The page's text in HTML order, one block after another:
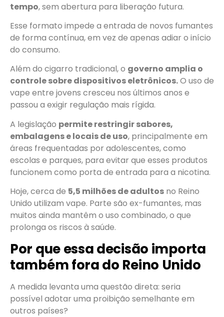
tempo, sem abertura para liberação futura.
Esse formato impede a entrada de novos fumantes
de forma contínua, em vez de apenas adiar o início
do consumo.
Além do cigarro tradicional, o governo amplia o
controle sobre dispositivos eletrônicos.O uso de
vape entre jovens cresceu nos últimos anos e
passou a exigir regulação mais rígida.
A legislação permite restringir sabores,
embalagens e locais de uso, principalmente em
áreas frequentadas por adolescentes, como
escolas e parques, para evitar que esses produtos
funcionem como porta de entrada para a nicotina.
Hoje, cerca de 5,5 milhões de adultos no Reino
Unido utilizam vape. Parte são ex-fumantes, mas
muitos ainda mantêm o uso combinado, o que
prolonga os riscos à saúde.
Por que essa decisão importa
também fora do Reino Unido
A medida levanta uma questão direta: seria
possível adotar uma proibição semelhante em
outros países?